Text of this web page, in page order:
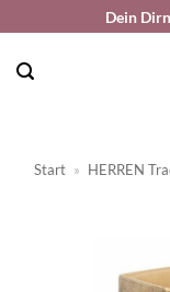
springen
Dein
Start » HERREN